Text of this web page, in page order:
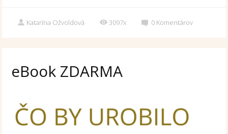
Katarína Ožvoldová 3097x 0 Komentárov
eBook ZDARMA